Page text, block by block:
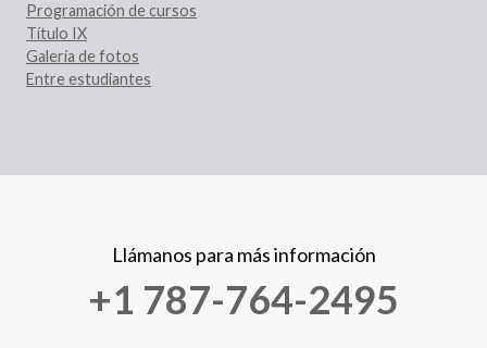
Programación de cursos
Título IX
Galería de fotos
Entre estudiantes
Llámanos para más información
+1 787-764-2495